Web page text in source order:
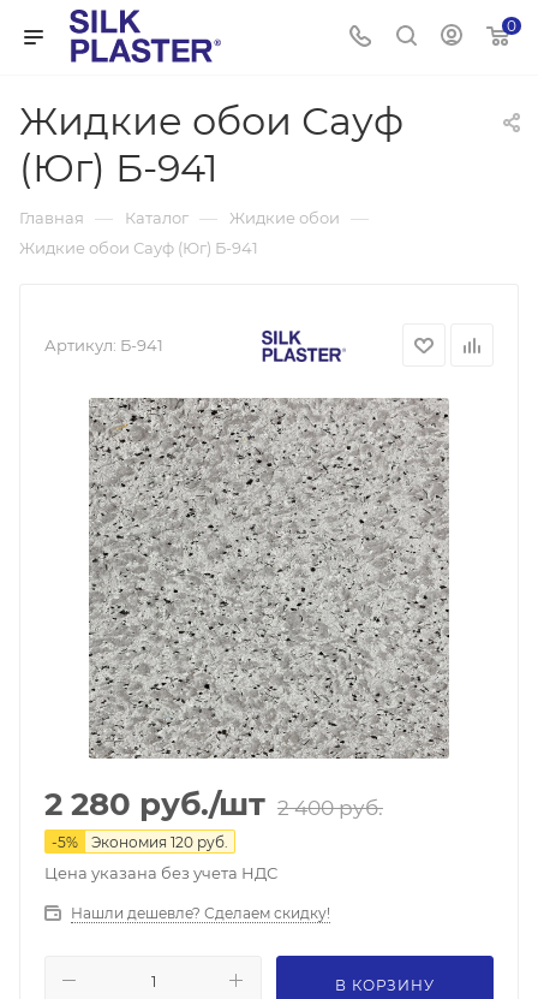
0
Жидкие обои Сауф
(Юг) Б-941
Главная — Каталог — Жидкие обои —
Жидкие обои Сауф (Юг) Б-941
Артикул: Б-941
2 280 руб./шт 2 400руб.
-5% Экономия 120 руб.
Цена указана без учета НДС
Нашли дешевле? Сделаем скидку!
В КОРЗИНУ